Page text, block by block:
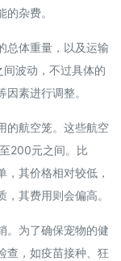
杂费。
总体重量，以及运输
波动，不过具体的
素进行调整。
的航空笼。这些航空
200元之间。比
其价格相对较低，
其费用则会偏高。
。为了确保宠物的健
查，如疫苗接种、狂